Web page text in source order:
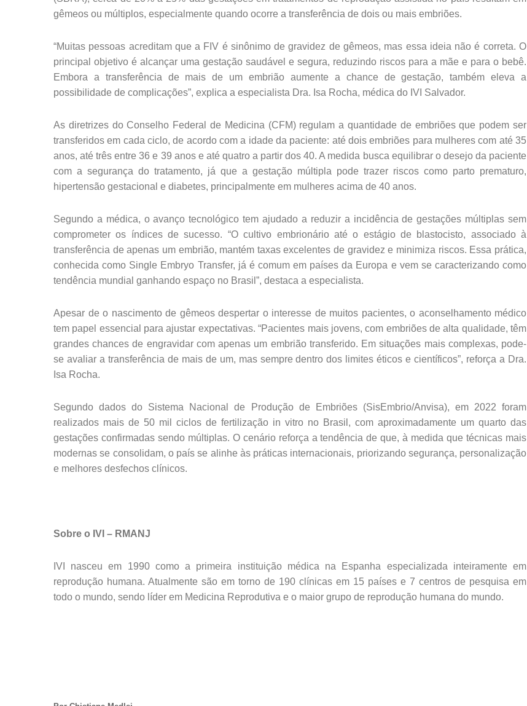
gêmeos ou múltiplos, especialmente quando ocorre a transferência de dois ou mais embriões.
“Muitas pessoas acreditam que a FIV é sinônimo de gravidez de gêmeos, mas essa ideia não é correta. O
principal objetivo é alcançar uma gestação saudável e segura, reduzindo riscos para a mãe e para o bebê.
Embora a transferência de mais de um embrião aumente a chance de gestação, também eleva a
possibilidade de complicações”, explica a especialista Dra. Isa Rocha, médica do IVI Salvador.
As diretrizes do Conselho Federal de Medicina (CFM) regulam a quantidade de embriões que podem ser
transferidos em cada ciclo, de acordo com a idade da paciente: até dois embriões para mulheres com até 35
anos, até três entre 36 e 39 anos e até quatro a partir dos 40. A medida busca equilibrar o desejo da paciente
com a segurança do tratamento, já que a gestação múltipla pode trazer riscos como parto prematuro,
hipertensão gestacional e diabetes, principalmente em mulheres acima de 40 anos.
Segundo a médica, o avanço tecnológico tem ajudado a reduzir a incidência de gestações múltiplas sem
comprometer os índices de sucesso. “O cultivo embrionário até o estágio de blastocisto, associado à
transferência de apenas um embrião, mantém taxas excelentes de gravidez e minimiza riscos. Essa prática,
conhecida como Single Embryo Transfer, já é comum em países da Europa e vem se caracterizando como
tendência mundial ganhando espaço no Brasil”, destaca a especialista.
Apesar de o nascimento de gêmeos despertar o interesse de muitos pacientes, o aconselhamento médico
tem papel essencial para ajustar expectativas. “Pacientes mais jovens, com embriões de alta qualidade, têm
grandes chances de engravidar com apenas um embrião transferido. Em situações mais complexas, pode-
se avaliar a transferência de mais de um, mas sempre dentro dos limites éticos e científicos”, reforça a Dra.
Isa Rocha.
Segundo dados do Sistema Nacional de Produção de Embriões (SisEmbrio/Anvisa), em 2022 foram
realizados mais de 50 mil ciclos de fertilização in vitro no Brasil, com aproximadamente um quarto das
gestações confirmadas sendo múltiplas. O cenário reforça a tendência de que, à medida que técnicas mais
modernas se consolidam, o país se alinhe às práticas internacionais, priorizando segurança, personalização
e melhores desfechos clínicos.
Sobre o IVI – RMANJ
IVI nasceu em 1990 como a primeira instituição médica na Espanha especializada inteiramente em
reprodução humana. Atualmente são em torno de 190 clínicas em 15 países e 7 centros de pesquisa em
todo o mundo, sendo líder em Medicina Reprodutiva e o maior grupo de reprodução humana do mundo.